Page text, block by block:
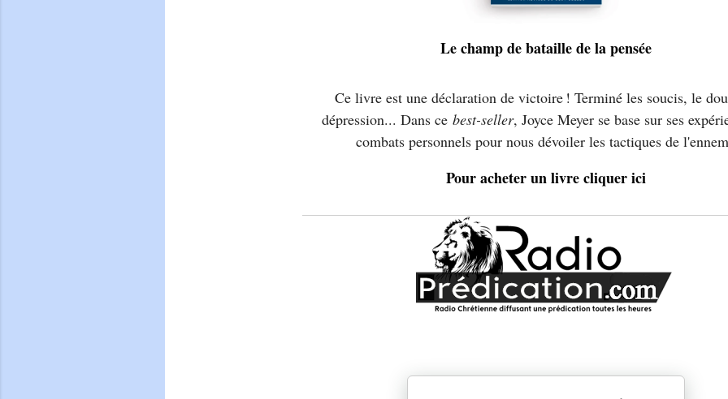
Le champ de bataille de la pensée
Ce livre est une déclaration de victoire ! Terminé les soucis, le
dépression... Dans ce best-seller, Joyce Meyer se base sur ses
combats personnels pour nous dévoiler les tactiques de
Pour acheter un livre cliquer ici